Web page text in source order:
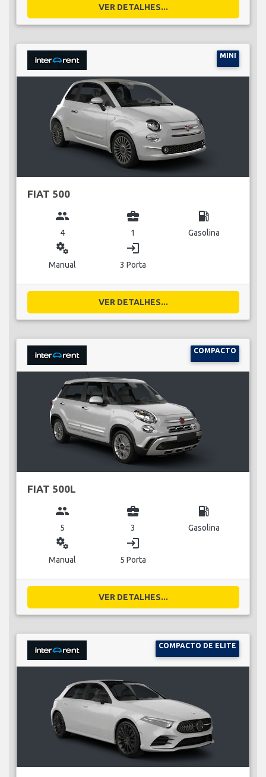
VER DETALHES...
MINI
FIAT 500
group
4
business_center
1
local_gas_station
Gasolina
miscellaneous_services
Manual
login
3 Porta
VER DETALHES...
COMPACTO
FIAT 500L
group
5
business_center
3
local_gas_station
Gasolina
miscellaneous_services
Manual
login
5 Porta
VER DETALHES...
COMPACTO DE ELITE